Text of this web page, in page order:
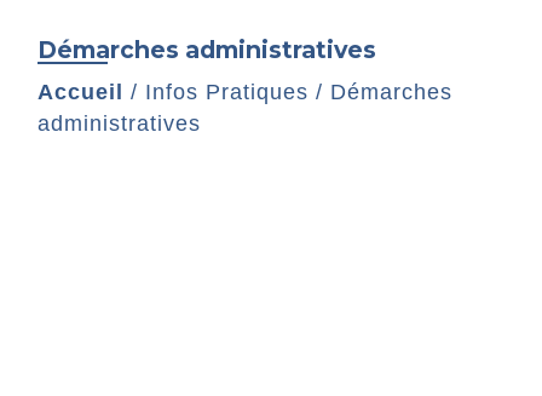
Démarches administratives
Accueil / Infos Pratiques / Démarches
administratives